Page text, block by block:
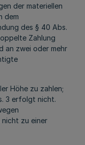
der materiellen
dem
des § 40 Abs.
Zahlung
an zwei oder mehr
Höhe zu zahlen;
3 erfolgt nicht.
zu einer